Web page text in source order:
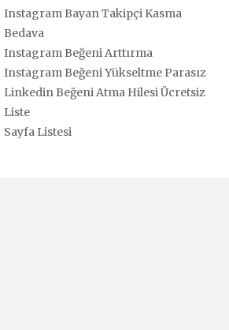
Instagram Bayan Takipçi Kasma
Bedava
Instagram Beğeni Arttırma
Instagram Beğeni Yükseltme Parasız
Linkedin Beğeni Atma Hilesi Ücretsiz
Liste
Sayfa Listesi